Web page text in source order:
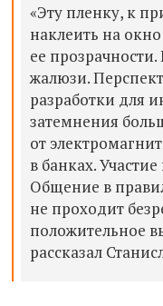
«Эту пленку, к
наклеить на
ее
жалюзи.
разработки для
затемнения
от
в банках.
Общение в
не проходит
положительное
рассказал